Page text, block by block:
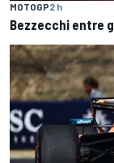
MOTOGP2 h
Bezzecchi entre